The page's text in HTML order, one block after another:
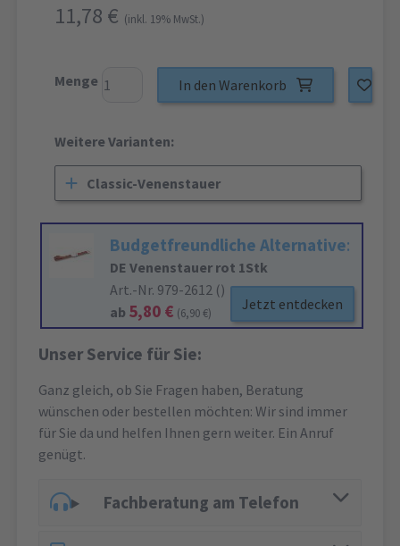
11,78 € (inkl. 19% MwSt.)
Menge In den Warenkorb
Weitere Varianten:
Classic-Venenstauer
Budgetfreundliche Alternative:
DE Venenstauer rot 1Stk
Art.-Nr. 979-2612 ()
ab 5,80 € (6,90 €) Jetzt entdecken
Unser Service für Sie:
Ganz gleich, ob Sie Fragen haben, Beratung
wünschen oder bestellen möchten: Wir sind immer
für Sie da und helfen Ihnen gern weiter. Ein Anruf
genügt.
Fachberatung am Telefon